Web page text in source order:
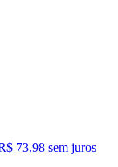
73,98 sem juros